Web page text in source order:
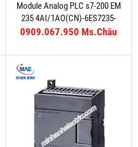
Module Analog PLC s7-200 EM
235 4AI/1AO(CN)-6ES7235-
0KD22-0XA8
0909.067.950 Ms.Châu